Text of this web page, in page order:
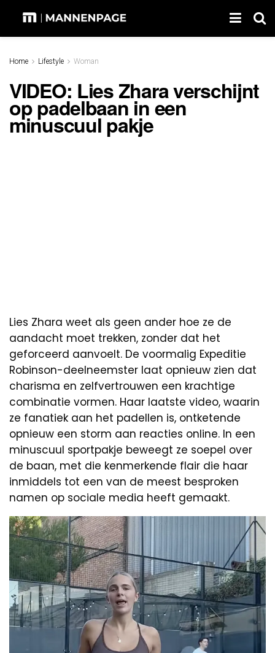
Home Lifestyle Woman
VIDEO: Lies Zhara verschijnt
op padelbaan in een
minuscuul pakje
Lies Zhara weet als geen ander hoe ze de
aandacht moet trekken, zonder dat het
geforceerd aanvoelt. De voormalig Expeditie
Robinson-deelneemster laat opnieuw zien dat
charisma en zelfvertrouwen een krachtige
combinatie vormen. Haar laatste video, waarin
ze fanatiek aan het padellen is, ontketende
opnieuw een storm aan reacties online. In een
minuscuul sportpakje beweegt ze soepel over
de baan, met die kenmerkende flair die haar
inmiddels tot een van de meest besproken
namen op sociale media heeft gemaakt.